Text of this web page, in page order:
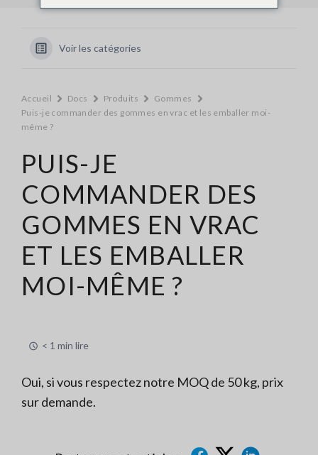
Voir les catégories
Accueil Docs Produits
Gommes
Puis-je commander des gommes en vrac et les emballer moi-
même ?
PUIS-JE
COMMANDER DES
GOMMES EN VRAC
ET LES EMBALLER
MOI-MÊME ?
< 1 min lire
Oui, si vous respectez notre MOQ de 50 kg, prix
sur demande.